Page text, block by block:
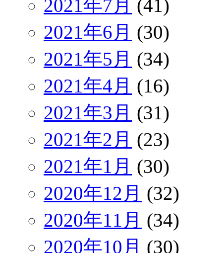
2021年7月 (41)
2021年6月 (30)
2021年5月 (34)
2021年4月 (16)
2021年3月 (31)
2021年2月 (23)
2021年1月 (30)
2020年12月 (32)
2020年11月 (34)
2020年10月 (30)